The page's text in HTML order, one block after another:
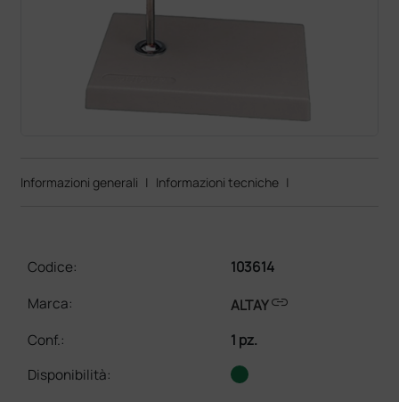
Informazioni generali | Informazioni tecniche |
Codice:
103614
Marca:
ALTAYlink
Conf.:
1 pz.
Disponibilità: